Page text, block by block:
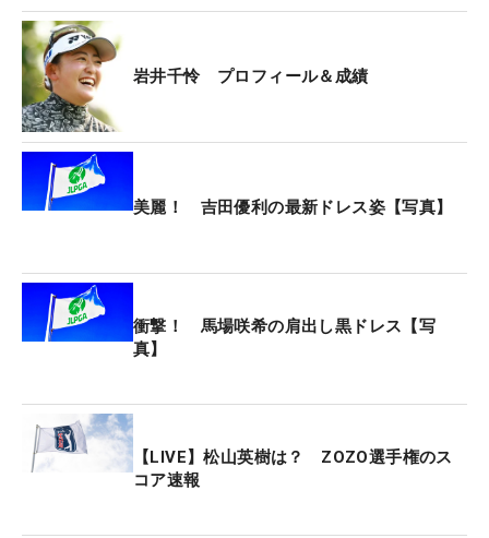
国内プロ2戦目の馬場咲希は2バーディ・2ボギーの
「72」。トータル5アンダー・39位タイで3日間を
終えた。
トータル6アンダー・26位タイに入った15歳・清水
心結がローアマチュアを獲得した。
2位：岩井明愛（-14）
2位：吉田優利（-14）
4位：岡山絵里（-13）
5位：小林夢果（-11）
5位：仲村果乃（-11）
8位：小祝さくら（-10）
岩井千怜 プロフィール＆成績
美麗！ 吉田優利の最新ドレス姿【写真】
衝撃！ 馬場咲希の肩出し黒ドレス【写
真】
【LIVE】松山英樹は？ ZOZO選手権のス
コア速報